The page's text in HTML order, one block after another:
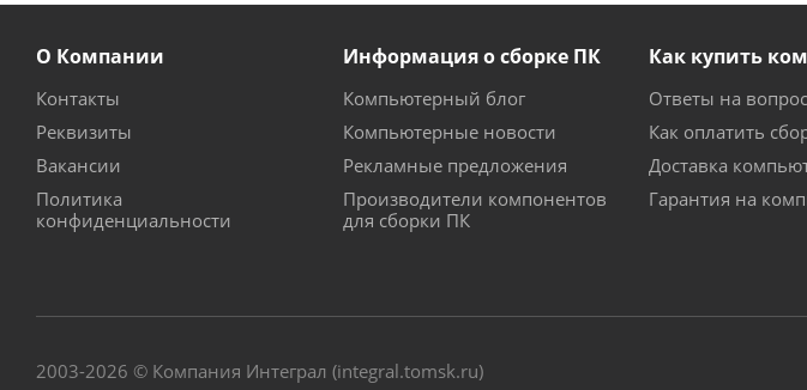
О Компании
Контакты
Реквизиты
Вакансии
Политика
конфиденциальности
Информация о сборке ПК
Компьютерный блог
Компьютерные новости
Рекламные предложения
Производители компонентов
для сборки ПК
Как купить
Ответы на
Как оплатить
Доставка
Гарантия на
2003-2026 © Компания Интеграл (integral.tomsk.ru)